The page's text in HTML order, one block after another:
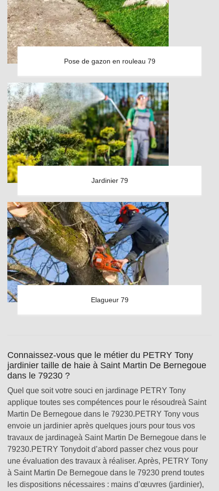
Pose de gazon en rouleau 79
Jardinier 79
Elagueur 79
Connaissez-vous que le métier du PETRY Tony
jardinier taille de haie à Saint Martin De Bernegoue
dans le 79230 ?
Quel que soit votre souci en jardinage PETRY Tony
applique toutes ses compétences pour le résoudreà Saint
Martin De Bernegoue dans le 79230.PETRY Tony vous
envoie un jardinier après quelques jours pour tous vos
travaux de jardinageà Saint Martin De Bernegoue dans le
79230.PETRY Tonydoit d’abord passer chez vous pour
une évaluation des travaux à réaliser. Après, PETRY Tony
à Saint Martin De Bernegoue dans le 79230 prend toutes
les dispositions nécessaires : mains d’œuvres (jardinier),